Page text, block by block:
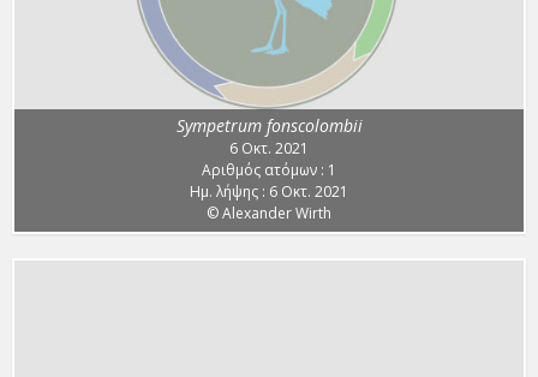
Sympetrum fonscolombii
6 Οκτ. 2021
Αριθμός ατόμων : 1
Ημ. λήψης : 6 Οκτ. 2021
© Alexander Wirth